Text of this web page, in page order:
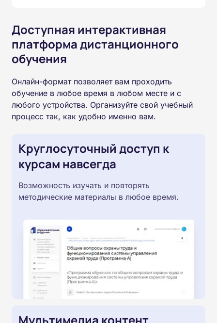
Доступная интерактивная
платформа дистанционного
обучения
Онлайн-формат позволяет вам проходить
обучение в любое время в любом месте и с
любого устройства. Организуйте свой учебный
процесс так, как удобно именно вам.
Круглосуточный доступ к
курсам навсегда
Возможность изучать и повторять
методические материалы в любое время.
Мультимедиа контент